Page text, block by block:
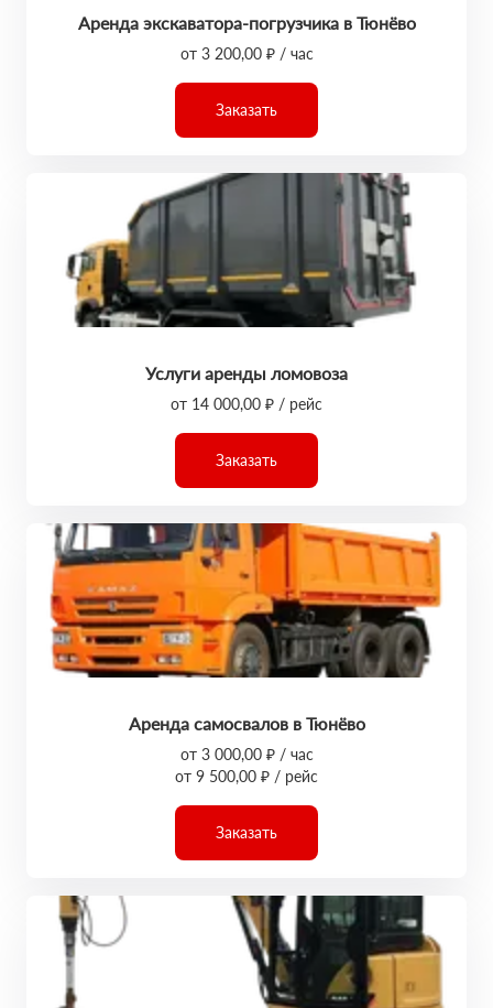
Аренда экскаватора-погрузчика в Тюнёво
от 3 200,00 ₽ / час
Заказать
Услуги аренды ломовоза
от 14 000,00 ₽ / рейс
Заказать
Аренда самосвалов в Тюнёво
от 3 000,00 ₽ / час
от 9 500,00 ₽ / рейс
Заказать